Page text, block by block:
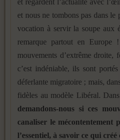
et regardent l’actualité avec
et nous ne tombons pas dans le
vocation à servir la soupe aux
remarque partout en Europe
mouvements d’extrême droite,
c’est indéniable, ils sont
déferlante migratoire ; mais,
fidèles au modèle Libéral.
demandons-nous si ces
canaliser le mécontentement
l’essentiel, à savoir ce qui